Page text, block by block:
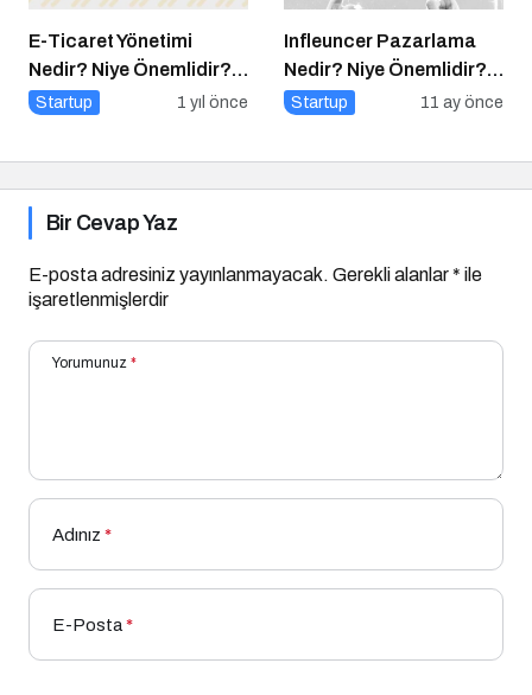
E-Ticaret Yönetimi
Nedir? Niye Önemlidir?
E-Ticaret Yönetimi Nasıl
Startup 1 yıl önce
Infleuncer Pazarlama
Nedir? Niye Önemlidir?
Influencer Pazarlama
Startup 11 ay önce
Bir Cevap Yaz
E-posta adresiniz yayınlanmayacak. Gerekli alanlar* ile
işaretlenmişlerdir
Yorumunuz *
Adınız *
E-Posta*